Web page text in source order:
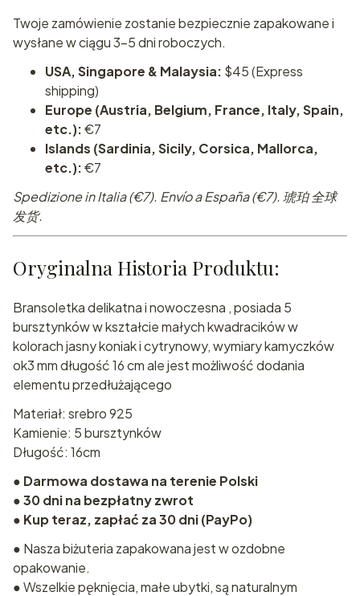
Twoje zamówienie zostanie bezpiecznie zapakowane i
wysłane w ciągu 3-5 dni roboczych.
USA, Singapore & Malaysia: $45 (Express
shipping)
Europe (Austria, Belgium, France, Italy, Spain,
etc.):€7
Islands (Sardinia, Sicily, Corsica, Mallorca,
etc.):€7
Spedizione in Italia (€7). Envío a España (€7). 琥珀 全球
发货.
Oryginalna Historia Produktu:
Bransoletka delikatna i nowoczesna , posiada 5
bursztynków w kształcie małych kwadracików w
kolorach jasny koniak i cytrynowy, wymiary kamyczków
ok3 mm długość 16 cm ale jest możliwość dodania
elementu przedłużającego
Materiał: srebro 925
Kamienie: 5 bursztynków
Długość: 16cm
● Darmowa dostawa na terenie Polski
●30 dni na bezpłatny zwrot
● Kup teraz, zapłać za 30 dni (PayPo)
● Nasza biżuteria zapakowana jest w ozdobne
opakowanie.
● Wszelkie pęknięcia, małe ubytki, są naturalnym